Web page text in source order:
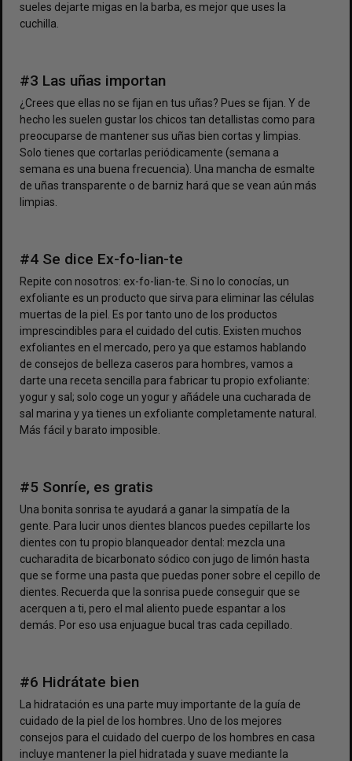
sueles dejarte migas en la barba, es mejor que uses la
cuchilla.
#3 Las uñas importan
¿Crees que ellas no se fijan en tus uñas? Pues se fijan. Y de
hecho les suelen gustar los chicos tan detallistas como para
preocuparse de mantener sus uñas bien cortas y limpias.
Solo tienes que cortarlas periódicamente (semana a
semana es una buena frecuencia). Una mancha de esmalte
de uñas transparente o de barniz hará que se vean aún más
limpias.
#4 Se dice Ex-fo-lian-te
Repite con nosotros: ex-fo-lian-te. Si no lo conocías, un
exfoliante es un producto que sirva para eliminar las células
muertas de la piel. Es por tanto uno de los productos
imprescindibles para el cuidado del cutis. Existen muchos
exfoliantes en el mercado, pero ya que estamos hablando
de consejos de belleza caseros para hombres, vamos a
darte una receta sencilla para fabricar tu propio exfoliante:
yogur y sal; solo coge un yogur y añádele una cucharada de
sal marina y ya tienes un exfoliante completamente natural.
Más fácil y barato imposible.
#5 Sonríe, es gratis
Una bonita sonrisa te ayudará a ganar la simpatía de la
gente. Para lucir unos dientes blancos puedes cepillarte los
dientes con tu propio blanqueador dental: mezcla una
cucharadita de bicarbonato sódico con jugo de limón hasta
que se forme una pasta que puedas poner sobre el cepillo de
dientes. Recuerda que la sonrisa puede conseguir que se
acerquen a ti, pero el mal aliento puede espantar a los
demás. Por eso usa enjuague bucal tras cada cepillado.
#6 Hidrátate bien
La hidratación es una parte muy importante de la guía de
cuidado de la piel de los hombres. Uno de los mejores
consejos para el cuidado del cuerpo de los hombres en casa
incluye mantener la piel hidratada y suave mediante la